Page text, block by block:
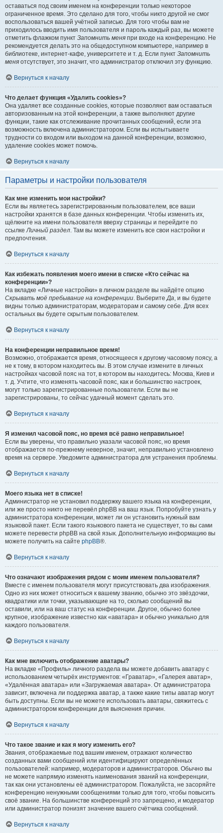
оставаться под своим именем на конференции только некоторое
ограниченное время. Это сделано для того, чтобы никто другой не смог
воспользоваться вашей учётной записью. Для того чтобы вам не
приходилось вводить имя пользователя и пароль каждый раз, вы можете
отметить флажком пункт Запомнить меня при входе на конференцию. Не
рекомендуется делать это на общедоступном компьютере, например в
библиотеке, интернет-кафе, университете и т. д. Если пункт Запомнить
меня отсутствует, это значит, что администратор отключил эту функцию.
Вернуться к началу
Что делает функция «Удалить cookies»?
Она удаляет все созданные cookies, которые позволяют вам оставаться
авторизованным на этой конференции, а также выполняют другие
функции, такие как отслеживание прочитанных сообщений, если эта
возможность включена администратором. Если вы испытываете
трудности со входом или выходом на данной конференции, возможно,
удаление cookies может помочь.
Вернуться к началу
Параметры и настройки пользователя
Как мне изменить мои настройки?
Если вы являетесь зарегистрированным пользователем, все ваши
настройки хранятся в базе данных конференции. Чтобы изменить их,
щёлкните на имени пользователя вверху страницы и перейдите по
ссылкеЛичный раздел. Там вы можете изменить все свои настройки и
предпочтения.
Вернуться к началу
Как избежать появления моего имени в списке «Кто сейчас на
конференции»?
На вкладке «Личные настройки» в личном разделе вы найдёте опцию
Скрывать моё пребывание на конференции. ВыберитеДа, и вы будете
видны только администраторам, модераторам и самому себе. Для всех
остальных вы будете скрытым пользователем.
Вернуться к началу
На конференции неправильное время!
Возможно, отображается время, относящееся к другому часовому поясу, а
не к тому, в котором находитесь вы. В этом случае измените в личных
настройках часовой пояс на тот, в котором вы находитесь: Москва, Киев и
т. д. Учтите, что изменять часовой пояс, как и большинство настроек,
могут только зарегистрированные пользователи. Если вы не
зарегистрированы, то сейчас удачный момент сделать это.
Вернуться к началу
Я изменил часовой пояс, но время всё равно неправильное!
Если вы уверены, что правильно указали часовой пояс, но время
отображается по-прежнему неверное, значит, неправильно установлено
время на сервере. Уведомите администратора для устранения проблемы.
Вернуться к началу
Моего языка нет в списке!
Администратор не установил поддержку вашего языка на конференции,
или же просто никто не перевёл phpBB на ваш язык. Попробуйте узнать у
администратора конференции, может ли он установить нужный вам
языковой пакет. Если такого языкового пакета не существует, то вы сами
можете перевести phpBB на свой язык. Дополнительную информацию вы
можете получить на сайте phpBB®.
Вернуться к началу
Что означают изображения рядом с моим именем пользователя?
Вместе с именем пользователя могут присутствовать два изображения.
Одно из них может относиться к вашему званию, обычно это звёздочки,
квадратики или точки, указывающие на то, сколько сообщений вы
оставили, или на ваш статус на конференции. Другое, обычно более
крупное, изображение известно как «аватара» и обычно уникально для
каждого пользователя.
Вернуться к началу
Как мне включить отображение аватары?
На вкладке «Профиль» личного раздела вы можете добавить аватару с
использованием четырёх инструментов: «Граватар», «Галерея аватар»,
«Удалённая аватара» или «Загружаемая аватара». От администратора
зависит, включена ли поддержка аватар, а также какие типы аватар могут
быть доступны. Если вы не можете использовать аватары, свяжитесь с
администратором конференции для выяснения причин.
Вернуться к началу
Что такое звание и как я могу изменить его?
Звания, отображаемые под вашим именем, отражают количество
созданных вами сообщений или идентифицируют определённых
пользователей: например, модераторов и администраторов. Обычно вы
не можете напрямую изменять наименования званий на конференции,
так как они установлены её администратором. Пожалуйста, не засоряйте
конференцию ненужными сообщениями только для того, чтобы повысить
своё звание. На большинстве конференций это запрещено, и модератор
или администратор понизят значение вашего счётчика сообщений.
Вернуться к началу